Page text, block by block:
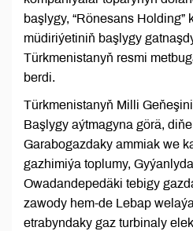
başlygy, “Rönesans Holding”
müdiriýetiniň başlygy
Türkmenistanyň resmi
berdi.
Türkmenistanyň Milli
Başlygy aýtmagyna görä,
Garabogazdaky ammiak we
gazhimiýa toplumy,
Owadandepedäki tebigy
zawody hem-de Lebap
etrabyndaky gaz turbinaly